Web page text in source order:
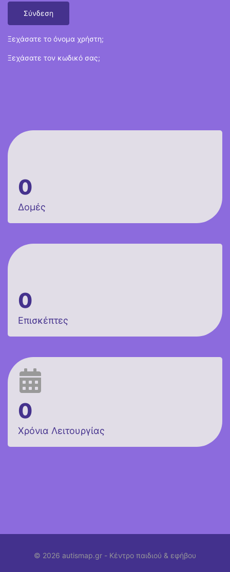
Σύνδεση
Ξεχάσατε το όνομα χρήστη;
Ξεχάσατε τον κωδικό σας;
0
Δομές
0
Επισκέπτες
0
Χρόνια Λειτουργίας
© 2026 autismap.gr - Κέντρο παιδιού & εφήβου